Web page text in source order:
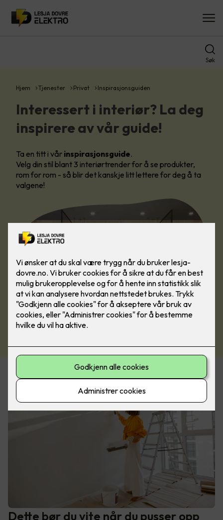
Søk
Hjem Tjenester Privat Inspirasjonsguiden
Interessert i interiør? La deg
inspirere av vår guide!
Ta en titt i vår inspirasjonsguide.
Velg din stil blant 3 interiørtrender for å se produkter,
rom for rom - så blir det kanskje litt lettere for deg å ta
valgene!
Dette bør du vite når du pusser opp